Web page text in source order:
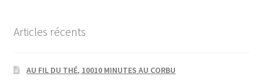
Articles récents
AU FIL DU THÉ, 10010 MINUTES AU CORBU